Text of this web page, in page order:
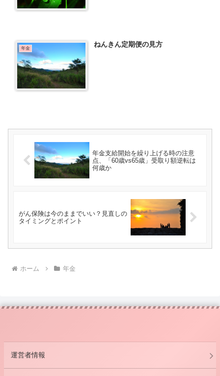
年金 ねんきん定期便の見方
年金支給開始を繰り上げる時の注意
点、「60歳vs65歳」受取り額逆転は
何歳か
がん保険は今のままでいい？見直しの
タイミングとポイント
ホーム 年金
運営者情報